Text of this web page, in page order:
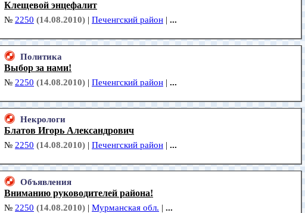
Клещевой энцефалит
№ 2250 (14.08.2010) | Печенгский район | ...
Политика
Выбор за нами!
№ 2250 (14.08.2010) | Печенгский район | ...
Некрологи
Блатов Игорь Александрович
№ 2250 (14.08.2010) | Печенгский район | ...
Объявления
Вниманию руководителей района!
№ 2250 (14.08.2010) | Мурманская обл. | ...